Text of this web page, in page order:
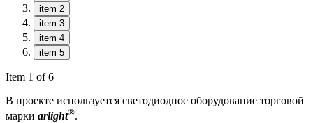
item 2
item 3
item 4
item 5
Item 1 of 6
В проекте используется светодиодное оборудование торговой
марки arlight®.